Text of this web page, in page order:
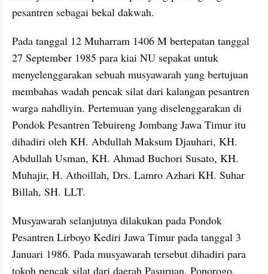
pesantren sebagai bekal dakwah.
Pada tanggal 12 Muharram 1406 M bertepatan tanggal
27 September 1985 para kiai NU sepakat untuk
menyelenggarakan sebuah musyawarah yang bertujuan
membahas wadah pencak silat dari kalangan pesantren
warga nahdliyin. Pertemuan yang diselenggarakan di
Pondok Pesantren Tebuireng Jombang Jawa Timur itu
dihadiri oleh KH. Abdullah Maksum Djauhari, KH.
Abdullah Usman, KH. Ahmad Buchori Susato, KH.
Muhajir, H. Athoillah, Drs. Lamro Azhari KH. Suhar
Billah, SH. LLT.
Musyawarah selanjutnya dilakukan pada Pondok
Pesantren Lirboyo Kediri Jawa Timur pada tanggal 3
Januari 1986. Pada musyawarah tersebut dihadiri para
tokoh pencak silat dari daerah Pasuruan, Ponorogo,